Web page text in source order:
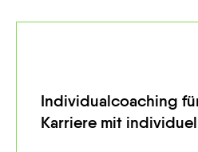
Individualcoaching
Karriere mit